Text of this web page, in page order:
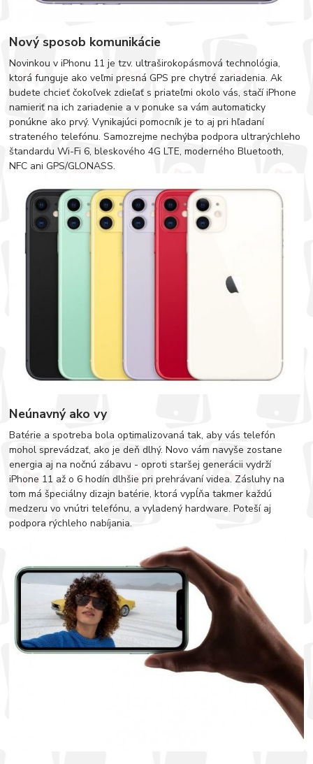
Nový sposob komunikácie
Novinkou v iPhonu 11 je tzv. ultraširokopásmová technológia,
ktorá funguje ako veľmi presná GPS pre chytré zariadenia. Ak
budete chcieť čokoľvek zdieľať s priateľmi okolo vás, stačí iPhone
namieriť na ich zariadenie a v ponuke sa vám automaticky
ponúkne ako prvý. Vynikajúci pomocník je to aj pri hľadaní
strateného telefónu. Samozrejme nechýba podpora ultrarýchleho
štandardu Wi-Fi 6, bleskového 4G LTE, moderného Bluetooth,
NFC ani GPS/GLONASS.
Neúnavný ako vy
Batérie a spotreba bola optimalizovaná tak, aby vás telefón
mohol sprevádzať, ako je deň dlhý. Novo vám navyše zostane
energia aj na nočnú zábavu - oproti staršej generácii vydrží
iPhone 11 až o 6 hodín dlhšie pri prehrávaní videa. Zásluhy na
tom má špeciálny dizajn batérie, ktorá vypĺňa takmer každú
medzeru vo vnútri telefónu, a vyladený hardware. Poteší aj
podpora rýchleho nabíjania.